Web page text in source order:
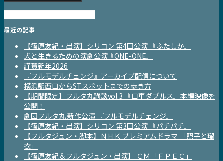
最近の記事
【篠原友紀・出演】シリコン 第4回公演 『ふたしか』
犬と生きるための演劇公演『ONE-ONE』
謹賀新年2026
『フルモデルチェンジ』アーカイブ配信について
横浜駅西口からSTスポットまでの歩き方
【期間限定】フルタ丸講談vol.3 『口車ダブルス』本編映像を
公開！
劇団フルタ丸 新作公演 『フルモデルチェンジ』
【篠原友紀・出演】シリコン 第3回公演 『パチパチ』
【フルタジュン・脚本】ＮＨＫ プレミアムドラマ 「照子と瑠
衣」
【篠原友紀＆フルタジュン・出演】 ＣＭ「ＦＰＥＣ」